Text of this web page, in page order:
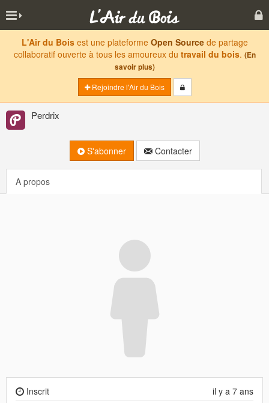
L'Air du Boisest une plateforme Open Sourcede partage
collaboratif ouverte à tous les amoureux du travail du bois. (En
savoir plus)
Rejoindre l'Air du Bois
Perdrix
S'abonner Contacter
A propos
il y a 7 ans
Inscrit